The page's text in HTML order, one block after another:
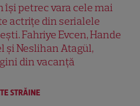
își petrec vara cele mai
actrițe din serialele
Fahriye Evcen, Hande
și Neslihan Atagül,
din vacanță
STRĂINE